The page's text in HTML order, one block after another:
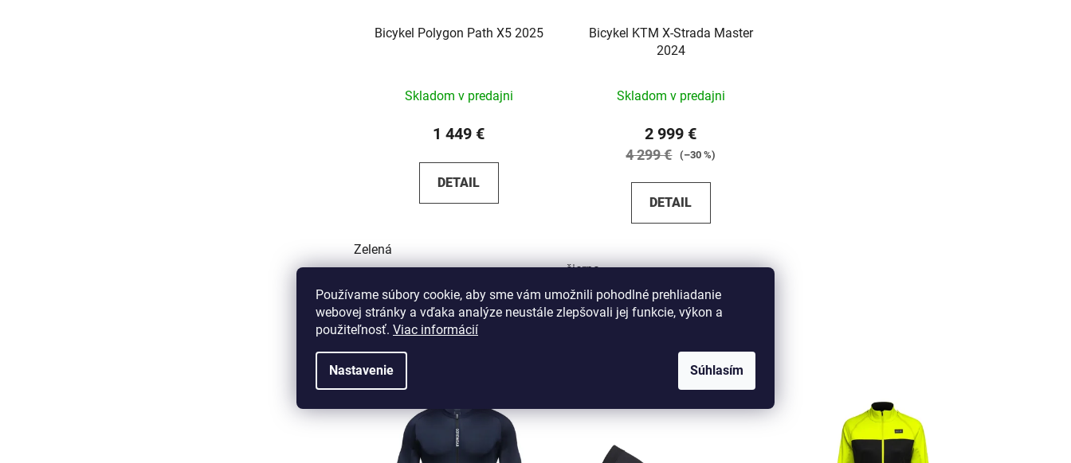
Používame súbory cookie, aby sme vám umožnili pohodlné prehliadanie
webovej stránky a vďaka analýze neustále zlepšovali jej funkcie, výkon a
použiteľnosť. Viac informácií
Nastavenie Súhlasím
Bicykel Polygon Path X5 2025
Skladom v predajni
1 449 €
DETAIL
Zelená
Bicykel KTM X-Strada Master
2024
Skladom v predajni
2 999 €
4 299 € (–30 %)
DETAIL
čierna